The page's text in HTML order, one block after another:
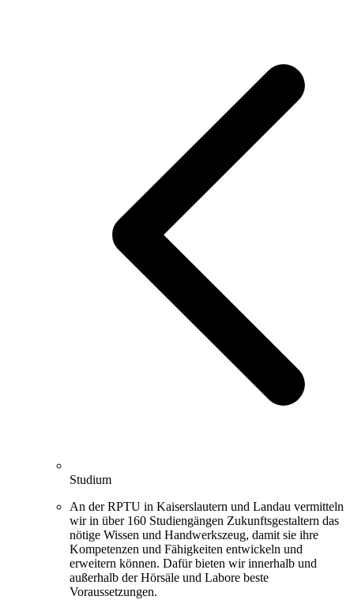
Studium
An der RPTU in Kaiserslautern und Landau vermitteln
wir in über 160 Studiengängen Zukunftsgestaltern das
nötige Wissen und Handwerkszeug, damit sie ihre
Kompetenzen und Fähigkeiten entwickeln und
erweitern können. Dafür bieten wir innerhalb und
außerhalb der Hörsäle und Labore beste
Voraussetzungen.